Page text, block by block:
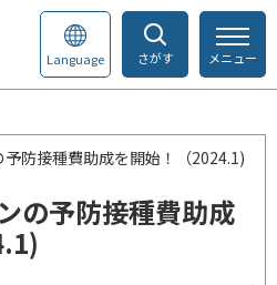
さがす
Language メニュー
防接種費助成を開始！（2024.1)
の予防接種費助成